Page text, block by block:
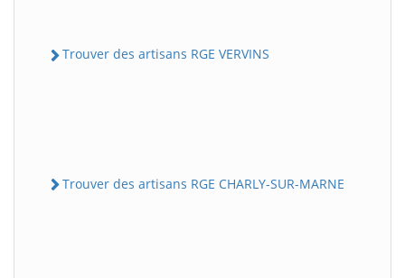
Trouver des artisans RGE VERVINS
Trouver des artisans RGE CHARLY-SUR-MARNE